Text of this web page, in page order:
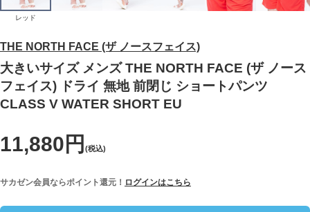
THE NORTH FACE (ザ ノースフェイス)
大きいサイズ メンズ THE NORTH FACE (ザ ノース
フェイス) ドライ 無地 前閉じ ショートパンツ
CLASS V WATER SHORT EU
11,880円 (税込)
サカゼン会員ならポイント還元！ ログインはこちら
レッド